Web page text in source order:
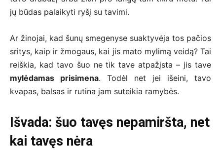
jų būdas palaikyti ryšį su tavimi.
Ar žinojai, kad šunų smegenyse suaktyvėja tos pačios
sritys, kaip ir žmogaus, kai jis mato mylimą veidą? Tai
reiškia, kad tavo šuo ne tik tave atpažįsta – jis tave
mylėdamas prisimena. Todėl net jei išeini, tavo
kvapas, balsas ir rutina jam suteikia ramybės.
Išvada: šuo tavęs nepamiršta, net
kai tavęs nėra